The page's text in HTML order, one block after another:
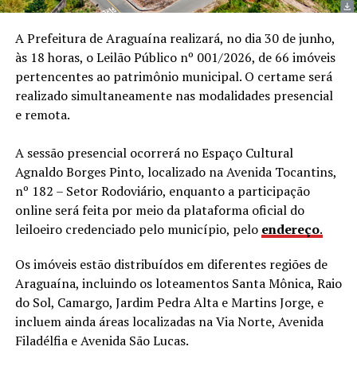
A Prefeitura de Araguaína realizará, no dia 30 de junho,
às 18 horas, o Leilão Público nº 001/2026, de 66 imóveis
pertencentes ao patrimônio municipal. O certame será
realizado simultaneamente nas modalidades presencial
e remota.
A sessão presencial ocorrerá no Espaço Cultural
Agnaldo Borges Pinto, localizado na Avenida Tocantins,
nº 182 – Setor Rodoviário, enquanto a participação
online será feita por meio da plataforma oficial do
leiloeiro credenciado pelo município, pelo endereço.
Os imóveis estão distribuídos em diferentes regiões de
Araguaína, incluindo os loteamentos Santa Mônica, Raio
do Sol, Camargo, Jardim Pedra Alta e Martins Jorge, e
incluem ainda áreas localizadas na Via Norte, Avenida
Filadélfia e Avenida São Lucas.